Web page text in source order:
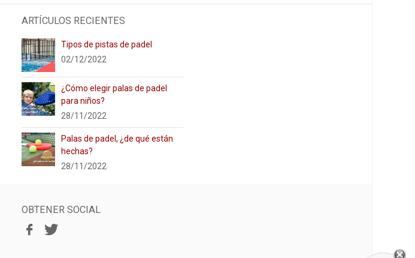
ARTÍCULOS RECIENTES
Tipos de pistas de padel
02/12/2022
¿Cómo elegir palas de padel
para niños?
28/11/2022
Palas de padel, ¿de qué están
hechas?
28/11/2022
OBTENER SOCIAL